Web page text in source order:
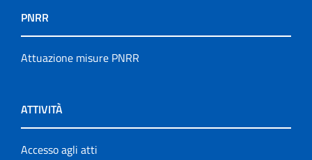
PNRR
Attuazione misure PNRR
ATTIVITÀ
Accesso agli atti